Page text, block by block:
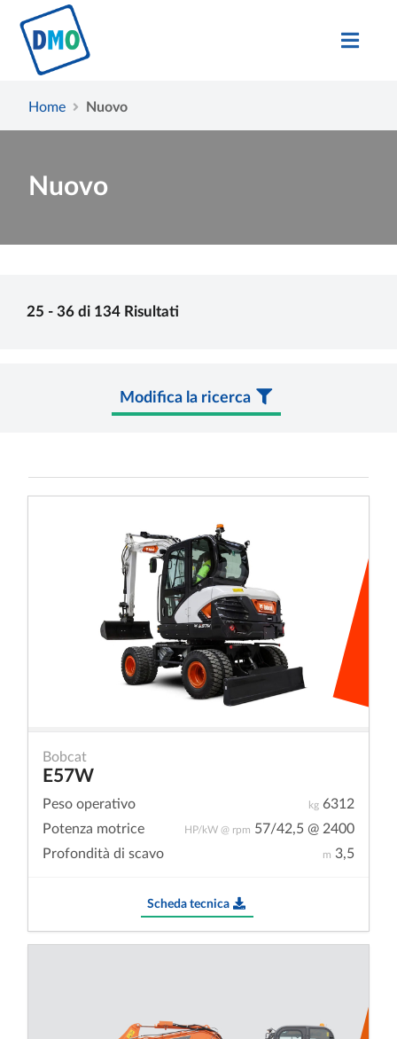
Home Nuovo
Nuovo
25 - 36 di 134 Risultati
Modifica la ricerca
Bobcat
E57W
kg 6312
Peso operativo
HP/kW @ rpm 57/42,5 @ 2400
Potenza motrice
m 3,5
Profondità di scavo
Scheda tecnica